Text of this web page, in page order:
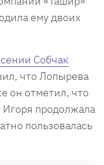
ему двоих
Собчак
что Лопырева
он отметил, что
продолжала
пользовалась